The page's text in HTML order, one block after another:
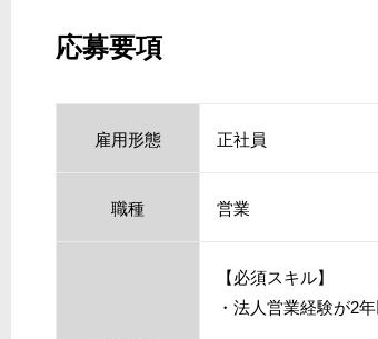
応募要項
雇用形態 正社員
職種 営業
【必須スキル】
・法人営業経験が2